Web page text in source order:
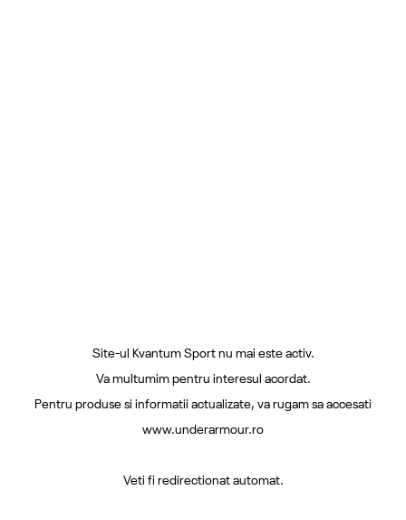
Site-ul Kvantum Sport nu mai este activ.
Va multumim pentru interesul acordat.
Pentru produse si informatii actualizate, va rugam sa accesati
www.underarmour.ro
Veti fi redirectionat automat.